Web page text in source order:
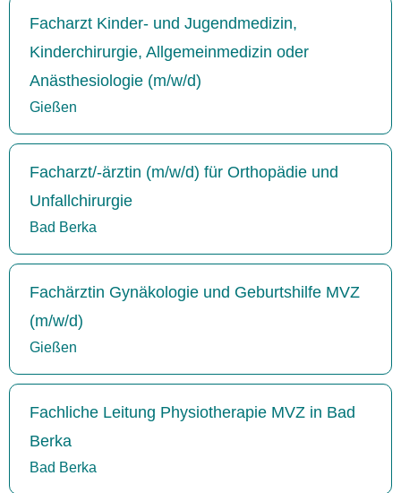
Facharzt Kinder- und Jugendmedizin,
Kinderchirurgie, Allgemeinmedizin oder
Anästhesiologie (m/w/d)
Gießen
Facharzt/-ärztin (m/w/d) für Orthopädie und
Unfallchirurgie
Bad Berka
Fachärztin Gynäkologie und Geburtshilfe MVZ
(m/w/d)
Gießen
Fachliche Leitung Physiotherapie MVZ in Bad
Berka
Bad Berka